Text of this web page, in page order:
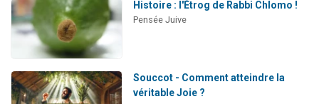
Histoire : l'Étrog de Rabbi Chlomo !
Pensée Juive
Souccot - Comment atteindre la
véritable Joie ?